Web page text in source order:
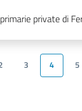
private di
3 4 5